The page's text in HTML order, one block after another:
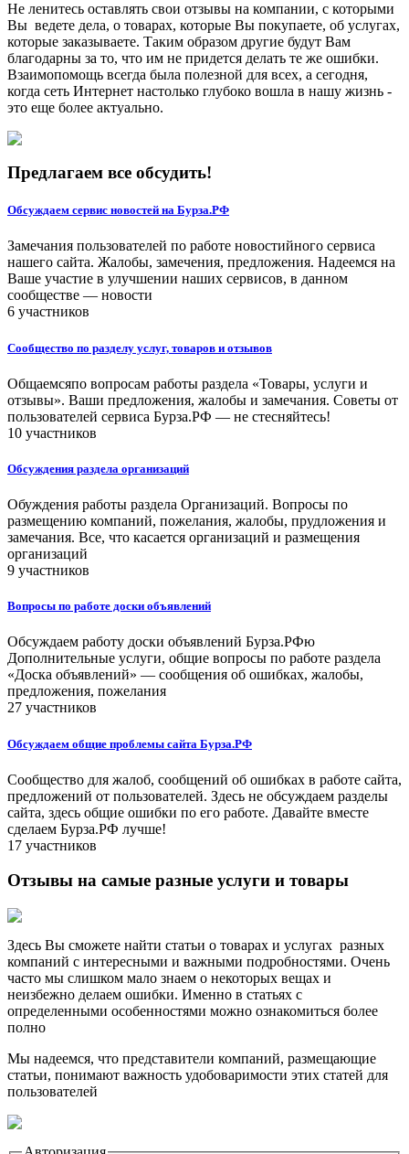
Не ленитесь оставлять свои отзывы на компании, с которыми
Вы ведете дела, о товарах, которые Вы покупаете, об услугах,
которые заказываете. Таким образом другие будут Вам
благодарны за то, что им не придется делать те же ошибки.
Взаимопомощь всегда была полезной для всех, а сегодня,
когда сеть Интернет настолько глубоко вошла в нашу жизнь -
это еще более актуально.
Предлагаем все обсудить!
Обсуждаем сервис новостей на Бурза.РФ
Замечания пользователей по работе новостийного сервиса
нашего сайта. Жалобы, замечения, предложения. Надеемся на
Ваше участие в улучшении наших сервисов, в данном
сообществе — новости
6 участников
Сообщество по разделу услуг, товаров и отзывов
Общаемсяпо вопросам работы раздела «Товары, услуги и
отзывы». Ваши предложения, жалобы и замечания. Советы от
пользователей сервиса Бурза.РФ — не стесняйтесь!
10 участников
Обсуждения раздела организаций
Обуждения работы раздела Организаций. Вопросы по
размещению компаний, пожелания, жалобы, прудложения и
замечания. Все, что касается организаций и размещения
организаций
9 участников
Вопросы по работе доски объявлений
Обсуждаем работу доски объявлений Бурза.РФю
Дополнительные услуги, общие вопросы по работе раздела
«Доска объявлений» — сообщения об ошибках, жалобы,
предложения, пожелания
27 участников
Обсуждаем общие проблемы сайта Бурза.РФ
Сообщество для жалоб, сообщений об ошибках в работе сайта,
предложений от пользователей. Здесь не обсуждаем разделы
сайта, здесь общие ошибки по его работе. Давайте вместе
сделаем Бурза.РФ лучше!
17 участников
Отзывы на самые разные услуги и товары
Здесь Вы сможете найти статьи о товарах и услугах разных
компаний с интересными и важными подробностями. Очень
часто мы слишком мало знаем о некоторых вещах и
неизбежно делаем ошибки. Именно в статьях с
определенными особенностями можно ознакомиться более
полно
Мы надеемся, что представители компаний, размещающие
статьи, понимают важность удобоваримости этих статей для
пользователей